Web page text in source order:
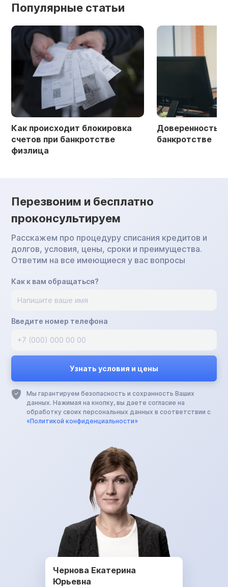
Популярные статьи
Как происходит блокировка
счетов при банкротстве
физлица
Доверенность
банкротстве
Перезвоним и бесплатно
проконсультируем
Расскажем про процедуру списания кредитов и
долгов, условия, цены, сроки и преимущества.
Ответим на все имеющиеся у вас вопросы
Как к вам обращаться?
Введите номер телефона
Мы гарантируем безопасность и сохранность Ваших
данных. Нажимая на кнопку, вы даете согласие на
обработку своих персональных данных в соответствии с
«Политикой конфиденциальности»
Чернова Екатерина
Юрьевна